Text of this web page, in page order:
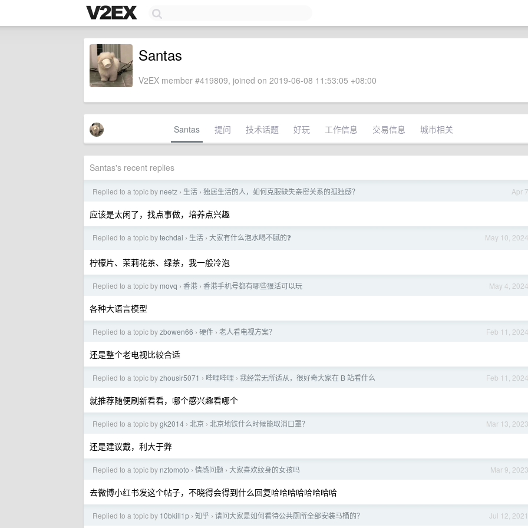
Santas
V2EX member #419809, joined on 2019-06-08 11:53:05 +08:00
Santas 提问 技术话题 好玩 工作信息 交易信息 城市相关
Santas's recent replies
Apr 7
Replied to a topic by neetz › 生活 › 独居生活的人，如何克服缺失亲密关系的孤独感？
应该是太闲了，找点事做，培养点兴趣
May 10, 2024
Replied to a topic bytechdai › 生活 › 大家有什么泡水喝不腻的❓
柠檬片、茉莉花茶、绿茶，我一般冷泡
May 4, 2024
Replied to a topic by movq › 香港 › 香港手机号都有哪些狠活可以玩
各种大语言模型
Feb 11, 2024
Replied to a topic byzbowen66 › 硬件 › 老人看电视方案？
还是整个老电视比较合适
Feb 11, 2024
Replied to a topic byzhousir5071 › 哔哩哔哩 › 我经常无所适从，很好奇大家在 B 站看什么
就推荐随便刷新看看，哪个感兴趣看哪个
Mar 13, 2023
Replied to a topic bygk2014 › 北京 › 北京地铁什么时候能取消口罩？
还是建议戴，利大于弊
Mar 9, 2023
Replied to a topic by nztomoto › 情感问题 › 大家喜欢纹身的女孩吗
去微博小红书发这个帖子，不晓得会得到什么回复哈哈哈哈哈哈哈哈
Jul 12, 2021
Replied to a topic by 10bkill1p › 知乎 › 请问大家是如何看待公共厕所全部安装马桶的？